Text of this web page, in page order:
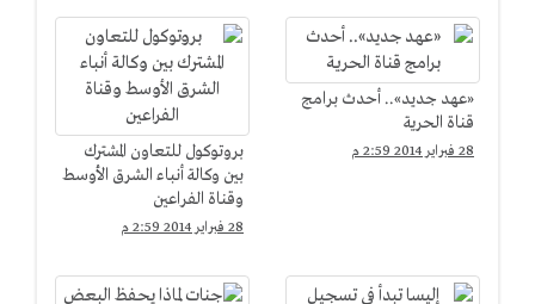
«عهد جديد».. أحدث برامج
قناة الحرية
28 فبراير 2014 2:59 م
بروتوكول للتعاون المشترك
بين وكالة أنباء الشرق الأوسط
وقناة الفراعين
28 فبراير 2014 2:59 م